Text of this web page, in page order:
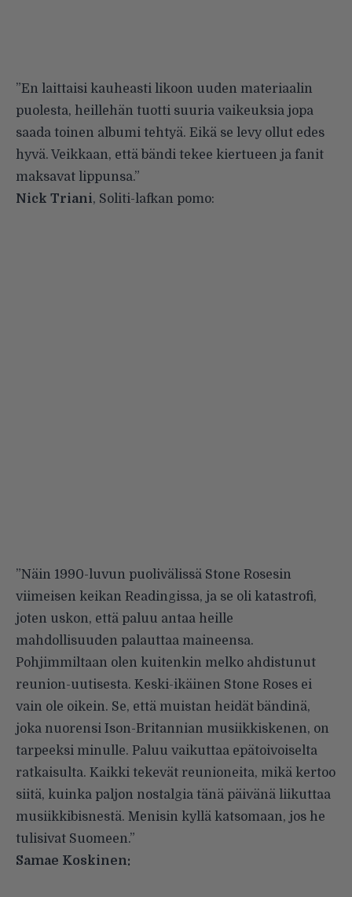
”En laittaisi kauheasti likoon uuden materiaalin
puolesta, heillehän tuotti suuria vaikeuksia jopa
saada toinen albumi tehtyä. Eikä se levy ollut edes
hyvä. Veikkaan, että bändi tekee kiertueen ja fanit
maksavat lippunsa.”
Nick Triani, Soliti-lafkan pomo:
”Näin 1990-luvun puolivälissä Stone Rosesin
viimeisen keikan Readingissa, ja se oli katastrofi,
joten uskon, että paluu antaa heille
mahdollisuuden palauttaa maineensa.
Pohjimmiltaan olen kuitenkin melko ahdistunut
reunion-uutisesta. Keski-ikäinen Stone Roses ei
vain ole oikein. Se, että muistan heidät bändinä,
joka nuorensi Ison-Britannian musiikkiskenen, on
tarpeeksi minulle. Paluu vaikuttaa epätoivoiselta
ratkaisulta. Kaikki tekevät reunioneita, mikä kertoo
siitä, kuinka paljon nostalgia tänä päivänä liikuttaa
musiikkibisnestä. Menisin kyllä katsomaan, jos he
tulisivat Suomeen.”
Samae Koskinen: